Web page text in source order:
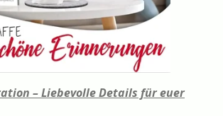
– Liebevolle Details für euer